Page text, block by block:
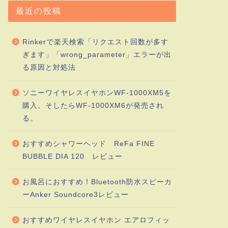
最近の投稿
Rinkerで楽天検索「リクエスト回数が多す
ぎます」「wrong_parameter」エラーが出
る原因と対処法
ソニーワイヤレスイヤホンWF-1000XM5を
購入。そしたらWF-1000XM6が発売され
る。
おすすめシャワーヘッド ReFa FINE
BUBBLE DIA 120 レビュー
お風呂におすすめ！Bluetooth防水スピーカ
ーAnker Soundcore3レビュー
おすすめワイヤレスイヤホン エアロフィッ